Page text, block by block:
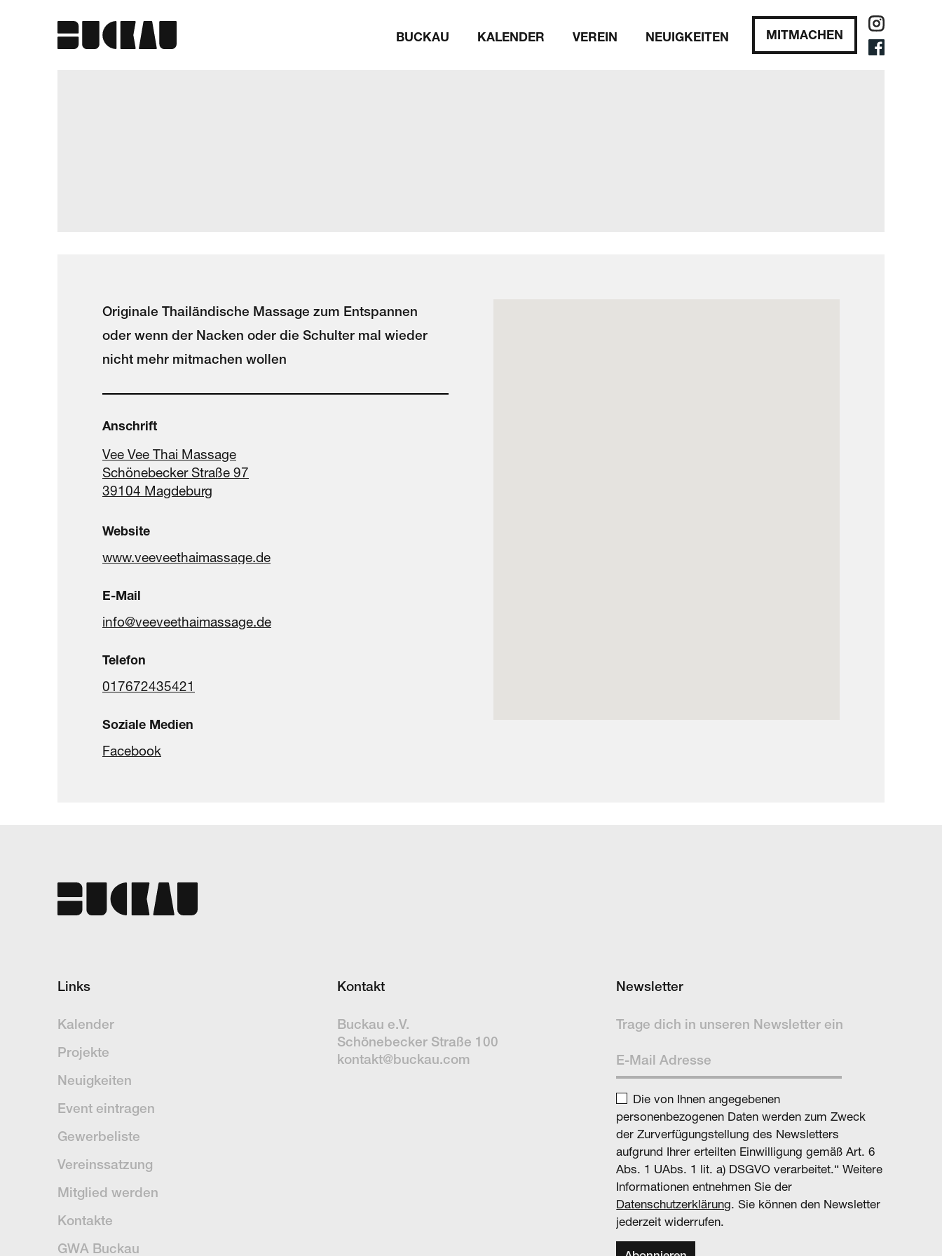
BUCKAU KALENDER VEREIN NEUIGKEITEN MITMACHEN
Originale Thailändische Massage zum Entspannen
oder wenn der Nacken oder die Schulter mal wieder
nicht mehr mitmachen wollen
Anschrift
Vee Vee Thai Massage
Schönebecker Straße 97
39104 Magdeburg
Website
www.veeveethaimassage.de
E-Mail
info@veeveethaimassage.de
Telefon
017672435421
Soziale Medien
Facebook
Links
Kalender
Projekte
Neuigkeiten
Event eintragen
Gewerbeliste
Vereinssatzung
Mitglied werden
Kontakte
GWA Buckau
Kontakt
Buckau e.V.
Schöne­becker Straße 100
kontakt@buckau.com
Newsletter
Trage dich in un­se­ren News­letter ein
Die von Ihnen angegebenen
personenbezogenen Daten werden zum Zweck
der Zurverfügungstellung des Newsletters
aufgrund Ihrer erteilten Einwilligung gemäß Art. 6
Abs. 1 UAbs. 1 lit. a) DSGVO verarbeitet.“ Weitere
Informationen entnehmen Sie der
Datenschutzerklärung. Sie können den Newsletter
jederzeit widerrufen.